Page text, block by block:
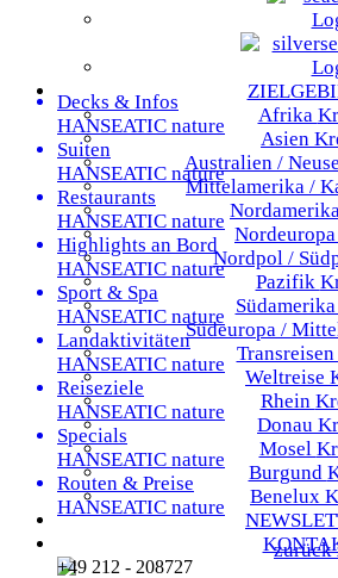
Afrika
Asien
Australien /
Mittelamerika /
Nordeuropa
Nordpol /
Pazifik
Südamerika
Südeuropa /
Transreisen
Weltreise
Rhein
Donau
Mosel
Burgund
Benelux
+49 212 - 208727
Decks & Infos
HANSEATIC nature
Suiten
HANSEATIC nature
Restaurants
HANSEATIC nature
Highlights an Bord
HANSEATIC nature
Sport & Spa
HANSEATIC nature
Landaktivitäten
HANSEATIC nature
Reiseziele
HANSEATIC nature
Specials
HANSEATIC nature
Routen & Preise
HANSEATIC nature
zurück